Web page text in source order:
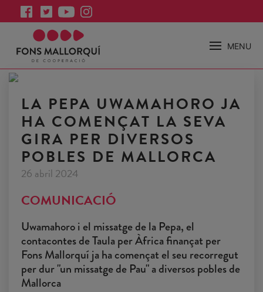
MENU
LA PEPA UWAMAHORO JA
HA COMENÇAT LA SEVA
GIRA PER DIVERSOS
POBLES DE MALLORCA
26 abril 2024
COMUNICACIÓ
Uwamahoro i el missatge de la Pepa, el
contacontes de Taula per Àfrica finançat per
Fons Mallorquí ja ha començat el seu recorregut
per dur "un missatge de Pau" a diversos pobles de
Mallorca